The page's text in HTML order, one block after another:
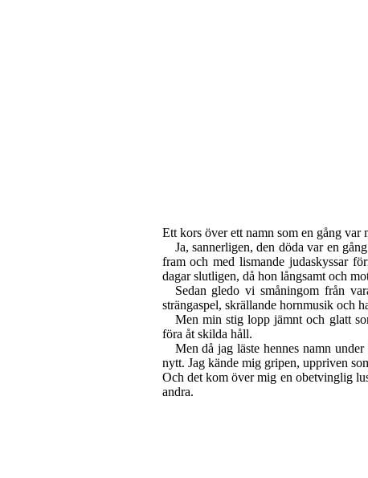
Ett kors över ett namn som en gång
Ja, sannerligen, den döda var en
fram och med lismande judaskyssar
dagar slutligen, då hon långsamt och
Sedan gledo vi småningom från
strängaspel, skrällande hornmusik och
Men min stig lopp jämnt och glatt
föra åt skilda håll.
Men då jag läste hennes namn
nytt. Jag kände mig gripen, uppriven
Och det kom över mig en obetvinglig
andra.